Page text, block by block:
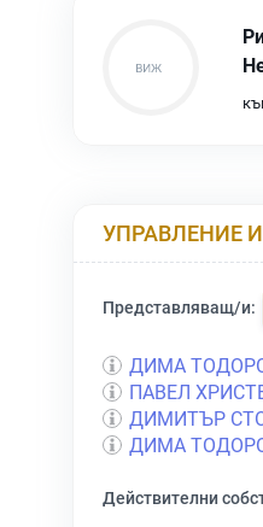
УПРАВЛЕНИЕ
Представляващ/и:
ДИМА
ПАВЕЛ
ДИМИТЪР
ДИМА
Действителни